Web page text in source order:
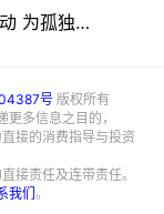
杭州杨绫子学校启动“AI+美育”公益行动 为孤独症青少年搭建职业桥梁
号版权所有
多信息之目的，
接的消费指导与投资
接责任及连带责任。
我们 。